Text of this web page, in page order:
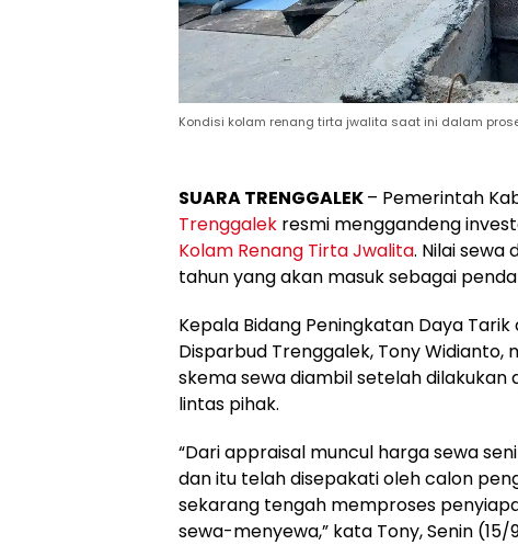
Kondisi kolam renang tirta jwalita saat ini dalam
SUARA TRENGGALEK– Pemerintah
Trenggalek resmi menggandeng
Kolam Renang Tirta Jwalita. Nilai sewa
tahun yang akan masuk sebagai
Kepala Bidang Peningkatan Daya
Disparbud Trenggalek, Tony
skema sewa diambil setelah dilakukan
lintas pihak.
“Dari appraisal muncul harga sewa
dan itu telah disepakati oleh calon
sekarang tengah memproses
sewa-menyewa,” kata Tony, Senin (15/